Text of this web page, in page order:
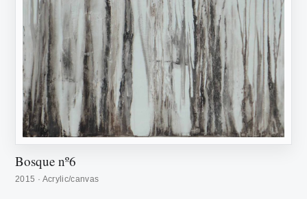
Bosque nº6
2015 · Acrylic/canvas